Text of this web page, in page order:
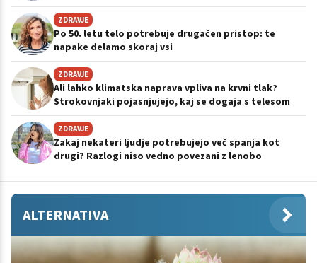
ZDRAVJE
Po 50. letu telo potrebuje drugačen pristop: te
napake delamo skoraj vsi
ZDRAVJE
Ali lahko klimatska naprava vpliva na krvni tlak?
Strokovnjaki pojasnjujejo, kaj se dogaja s telesom
ZDRAVJE
Zakaj nekateri ljudje potrebujejo več spanja kot
drugi? Razlogi niso vedno povezani z lenobo
ALTERNATIVA